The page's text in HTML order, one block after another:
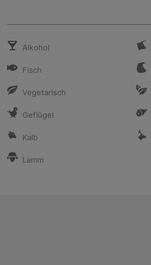
Alkohol
Fisch
Vegetarisch
Geflügel
Kalb
Lamm